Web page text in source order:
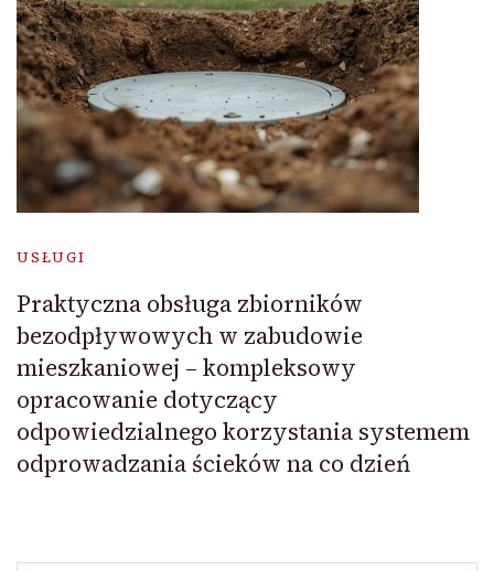
USŁUGI
Praktyczna obsługa zbiorników
bezodpływowych w zabudowie
mieszkaniowej – kompleksowy
opracowanie dotyczący
odpowiedzialnego korzystania systemem
odprowadzania ścieków na co dzień